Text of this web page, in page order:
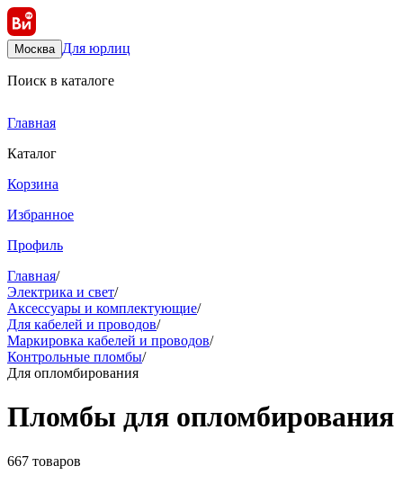
Москва Для юрлиц
Поиск в каталоге
Главная
Каталог
Корзина
Избранное
Профиль
Главная/
Электрика и свет/
Аксессуары и комплектующие/
Для кабелей и проводов/
Маркировка кабелей и проводов/
Контрольные пломбы/
Для опломбирования
Пломбы для опломбирования
667 товаров